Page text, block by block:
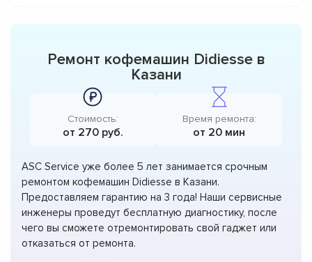
Ремонт кофемашин Didiesse в
Казани
Стоимость:
от 270 руб.
Время ремонта:
от 20 мин
ASC Service уже более 5 лет занимается срочным
ремонтом кофемашин Didiesse в Казани.
Предоставляем гарантию на 3 года! Наши сервисные
инженеры проведут бесплатную диагностику, после
чего вы сможете отремонтировать свой гаджет или
отказаться от ремонта.